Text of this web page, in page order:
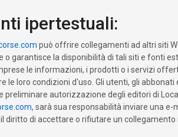
ipertestuali:
può offrire collegamenti ad altri siti
o garantisce la disponibilità di tali siti e fonti
le informazioni, i prodotti o i servizi
le loro condizioni d'uso. Gli utenti, gli abbonati
preliminare autorizzazione degli editori di
, sarà sua responsabilità inviare una
il diritto di accettare o rifiutare un